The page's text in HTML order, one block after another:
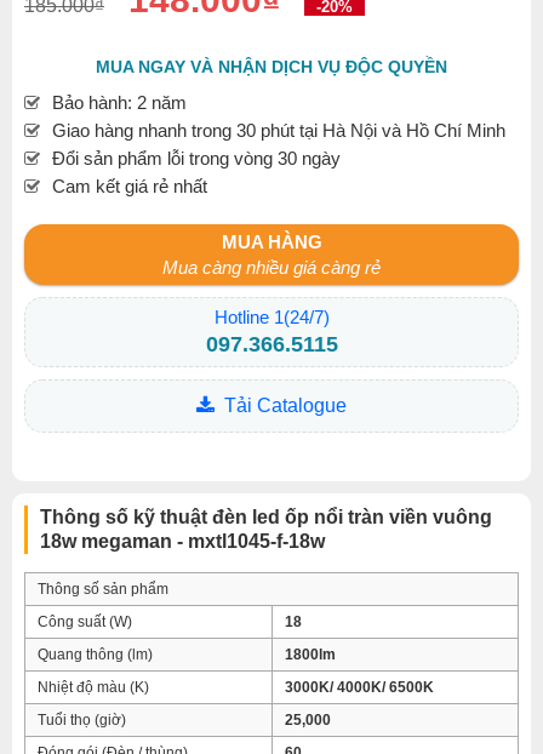
185.000₫ -20%
MUA NGAY VÀ NHẬN DỊCH VỤ ĐỘC QUYỀN
Bảo hành: 2 năm
Giao hàng nhanh trong 30 phút tại Hà Nội và Hồ Chí Minh
Đổi sản phẩm lỗi trong vòng 30 ngày
Cam kết giá rẻ nhất
MUA HÀNG
Mua càng nhiều giá càng rẻ
Hotline 1(24/7)
097.366.5115
Tải Catalogue
Thông số kỹ thuật đèn led ốp nổi tràn viền vuông
18w megaman - mxtl1045-f-18w
Thông số sản phẩm
Công suất (W)
18
Quang thông (lm)
1800lm
Nhiệt độ màu (K)
3000K/ 4000K/ 6500K
Tuổi thọ (giờ)
25,000